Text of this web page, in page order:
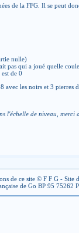
de la FFG. Il se peut
nulle)
pas qui a joué quelle
de 0
les noirs et 3 pierres
de niveau, merci
de ce site © F F G - Site
de Go BP 95 75262